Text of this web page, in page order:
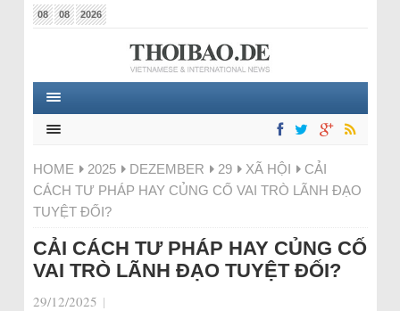
08 08 2026
HOME 2025 DEZEMBER 29 XÃ HỘI
CẢI
CÁCH TƯ PHÁP HAY CỦNG CỐ VAI TRÒ LÃNH ĐẠO
TUYỆT ĐỐI?
CẢI CÁCH TƯ PHÁP HAY CỦNG CỐ
VAI TRÒ LÃNH ĐẠO TUYỆT ĐỐI?
29/12/2025 |